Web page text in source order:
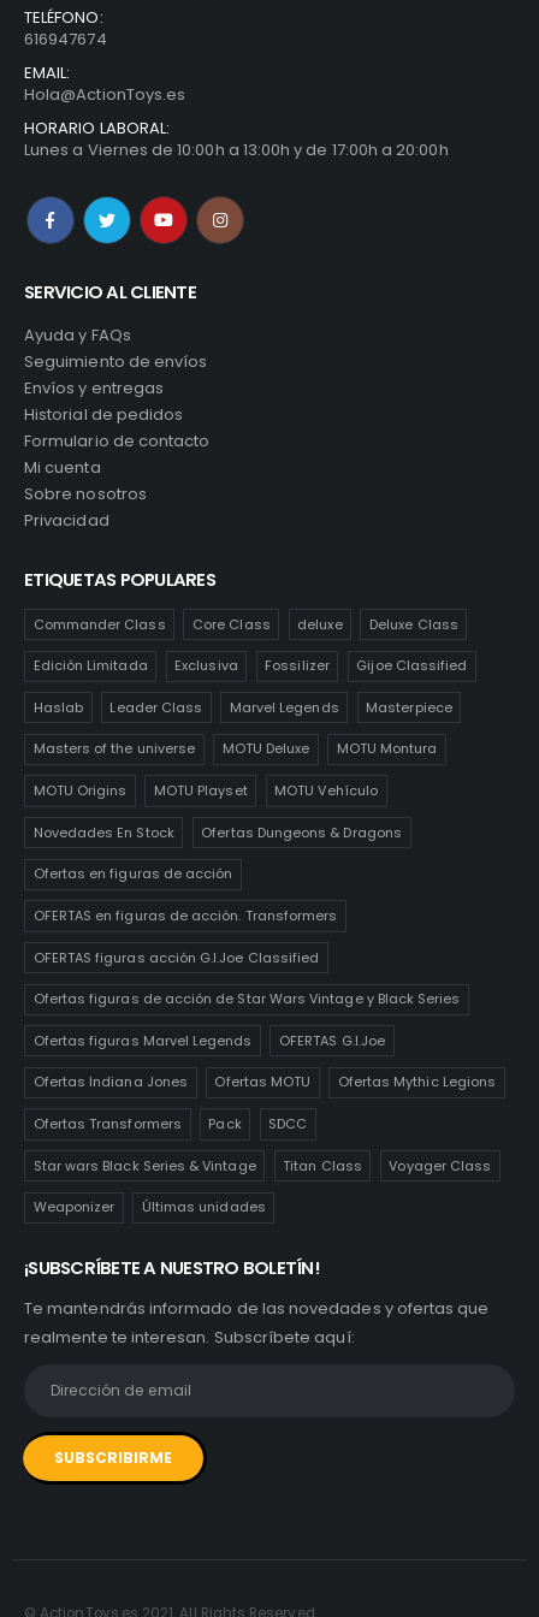
TELÉFONO:
616947674
EMAIL:
Hola@ActionToys.es
HORARIO LABORAL:
Lunes a Viernes de 10:00h a 13:00h y de 17:00h a 20:00h
SERVICIO AL CLIENTE
Ayuda y FAQs
Seguimiento de envíos
Envíos y entregas
Historial de pedidos
Formulario de contacto
Mi cuenta
Sobre nosotros
Privacidad
ETIQUETAS POPULARES
Commander Class Core Class deluxe Deluxe Class
Edición Limitada Exclusiva Fossilizer Gijoe Classified
Haslab Leader Class Marvel Legends Masterpiece
Masters of the universe MOTU Deluxe MOTU Montura
MOTU Origins MOTU Playset MOTU Vehículo
Novedades En Stock Ofertas Dungeons & Dragons
Ofertas en figuras de acción
OFERTAS en figuras de acción. Transformers
OFERTAS figuras acción G.I.Joe Classified
Ofertas figuras de acción de Star Wars Vintage y Black Series
Ofertas figuras Marvel Legends OFERTAS G.I.Joe
Ofertas Indiana Jones Ofertas MOTU Ofertas Mythic Legions
Ofertas Transformers Pack SDCC
Star wars Black Series & Vintage Titan Class Voyager Class
Weaponizer Últimas unidades
¡SUBSCRÍBETE A NUESTRO BOLETÍN!
Te mantendrás informado de las novedades y ofertas que
realmente te interesan. Subscríbete aquí: